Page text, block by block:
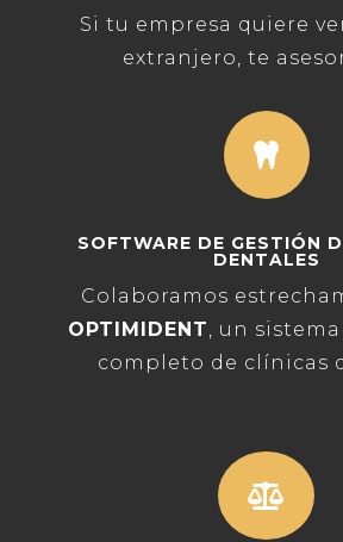
Si tu empresa quiere
extranjero, te

SOFTWARE DE GESTIÓN
DENTALES
Colaboramos
OPTIMIDENT
, un
completo de clínicas
